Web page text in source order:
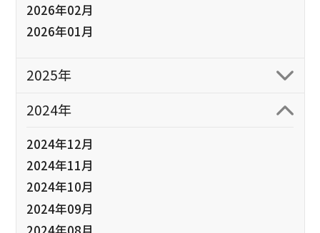
2026年02月
2026年01月
2025年
2024年
2024年12月
2024年11月
2024年10月
2024年09月